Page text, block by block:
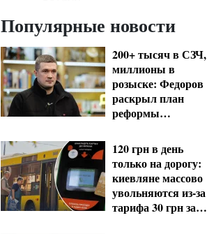
Популярные новости
200+ тысяч в СЗЧ,
миллионы в
розыске: Федоров
раскрыл план
реформы
120 грн в день
только на дорогу:
киевляне массово
увольняются из-за
тарифа 30 грн за